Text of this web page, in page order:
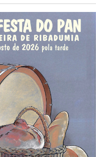
actividades gratuítas